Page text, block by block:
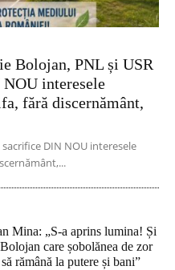
Bolojan, PNL și USR
interesele
fără discernământ,
DIN NOU interesele
Mina: „S-a aprins lumina! Și
care șobolănea de zor
rămână la putere și bani”